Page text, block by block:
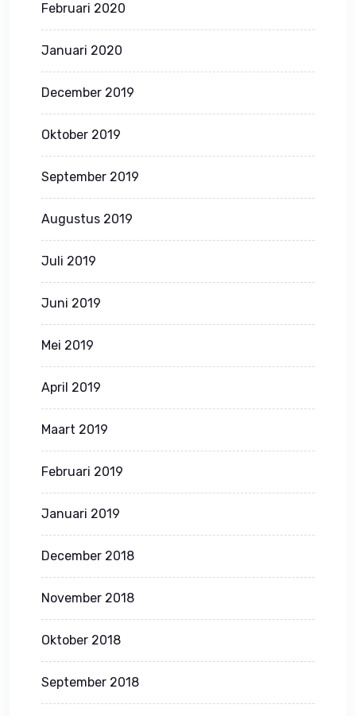
Februari 2020
Januari 2020
December 2019
Oktober 2019
September 2019
Augustus 2019
Juli 2019
Juni 2019
Mei 2019
April 2019
Maart 2019
Februari 2019
Januari 2019
December 2018
November 2018
Oktober 2018
September 2018